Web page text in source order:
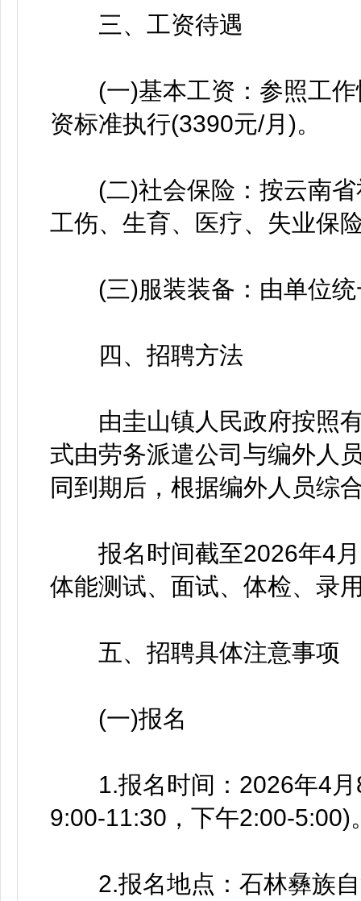
三、工资待遇
(一)基本工资：参照工作
资标准执行(3390元/月)。
(二)社会保险：按云南省
工伤、生育、医疗、失业保
(三)服装装备：由单位统
四、招聘方法
由圭山镇人民政府按照有
式由劳务派遣公司与编外人
同到期后，根据编外人员综
报名时间截至2026年4月
体能测试、面试、体检、录
五、招聘具体注意事项
(一)报名
1.报名时间：2026年4月
9:00-11:30，下午2:00-5:00)
2.报名地点：石林彝族自